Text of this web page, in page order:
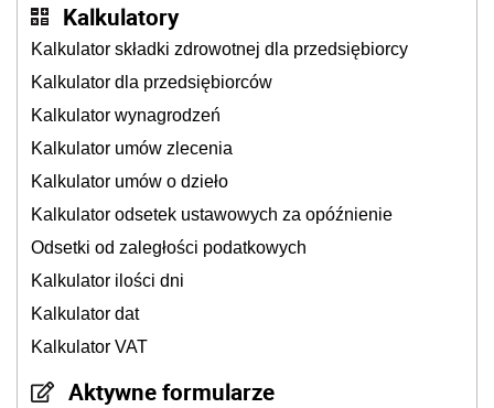
Kalkulatory
Kalkulator składki zdrowotnej dla przedsiębiorcy
Kalkulator dla przedsiębiorców
Kalkulator wynagrodzeń
Kalkulator umów zlecenia
Kalkulator umów o dzieło
Kalkulator odsetek ustawowych za opóźnienie
Odsetki od zaległości podatkowych
Kalkulator ilości dni
Kalkulator dat
Kalkulator VAT
Aktywne formularze